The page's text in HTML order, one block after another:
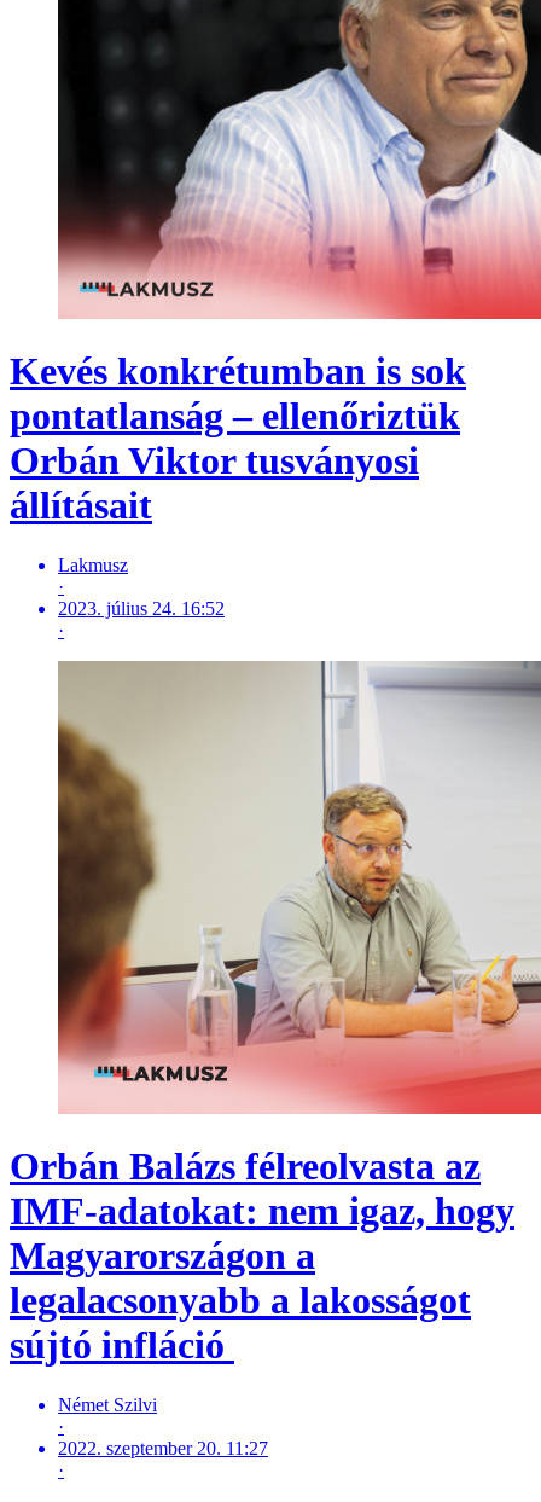
Kevés konkrétumban is sok
pontatlanság – ellenőriztük
Orbán Viktor tusványosi
állításait
Lakmusz
·
2023. július 24. 16:52
·
Orbán Balázs félreolvasta az
IMF-adatokat: nem igaz, hogy
Magyarországon a
legalacsonyabb a lakosságot
sújtó infláció
Német Szilvi
·
2022. szeptember 20. 11:27
·